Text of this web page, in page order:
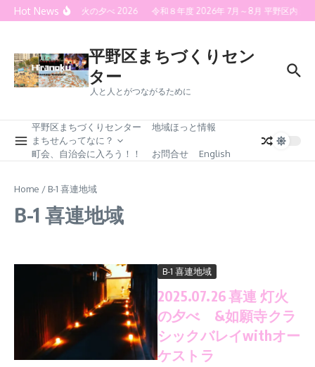
Skip to content
Hot News喜連灯火の夕べ 2026 令和８年度 2026年 7月～8月 平野区内 夏
平野区まちづくりセン
ター
人と人とがつながるために
平野区まちづくりセンター
地域ほっと情報
まちせんってなに？
町会、自治会に入ろう！！
お問合せ English
Home / B-1 喜連地域
B-1 喜連地域
B-1 喜連地域
2025.07.26 喜連 灯火
の夕べ &如願寺クラ
シックバレイwithオー
ケストラ